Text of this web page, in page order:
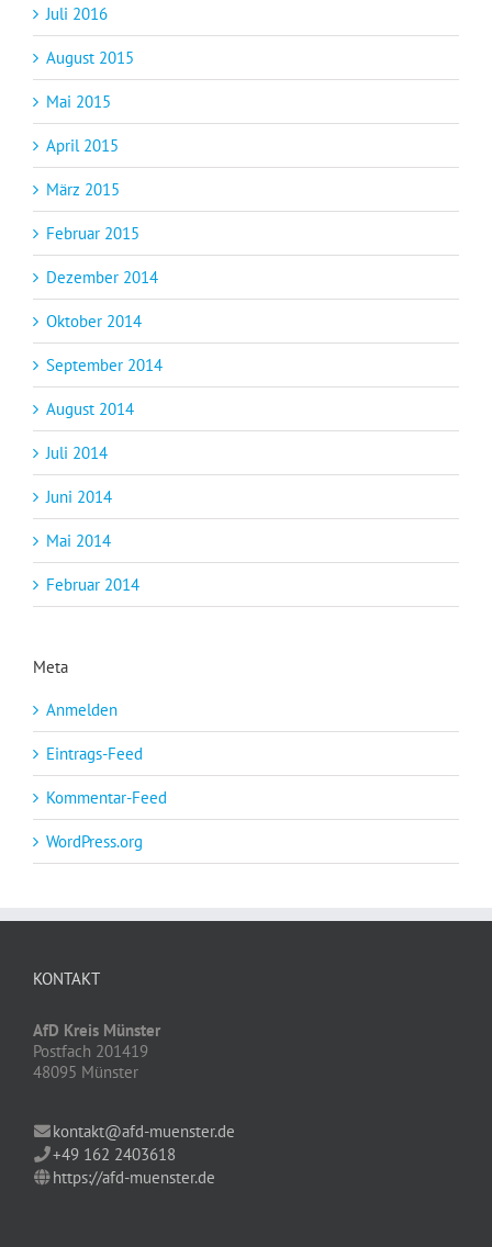
Juli 2016
August 2015
Mai 2015
April 2015
März 2015
Februar 2015
Dezember 2014
Oktober 2014
September 2014
August 2014
Juli 2014
Juni 2014
Mai 2014
Februar 2014
Meta
Anmelden
Eintrags-Feed
Kommentar-Feed
WordPress.org
KONTAKT
AfD Kreis Münster
Postfach 201419
48095 Münster
kontakt@afd-muenster.de
+49 162 2403618
https://afd-muenster.de